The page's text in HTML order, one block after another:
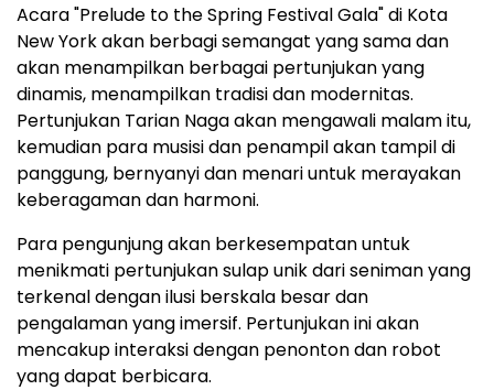
Acara "Prelude to the Spring Festival Gala" di Kota
New York akan berbagi semangat yang sama dan
akan menampilkan berbagai pertunjukan yang
dinamis, menampilkan tradisi dan modernitas.
Pertunjukan Tarian Naga akan mengawali malam itu,
kemudian para musisi dan penampil akan tampil di
panggung, bernyanyi dan menari untuk merayakan
keberagaman dan harmoni.
Para pengunjung akan berkesempatan untuk
menikmati pertunjukan sulap unik dari seniman yang
terkenal dengan ilusi berskala besar dan
pengalaman yang imersif. Pertunjukan ini akan
mencakup interaksi dengan penonton dan robot
yang dapat berbicara.